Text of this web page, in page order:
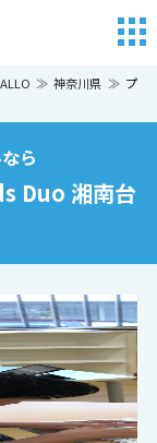
神奈川県
プ
ら
Duo 湘南台